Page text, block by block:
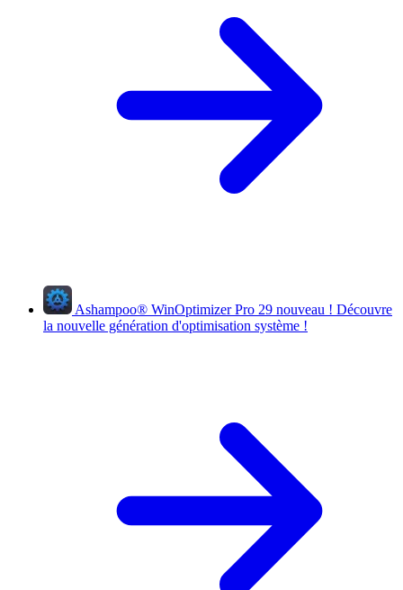
Ashampoo® WinOptimizer Pro 29 nouveau ! Découvre
la nouvelle génération d'optimisation système !